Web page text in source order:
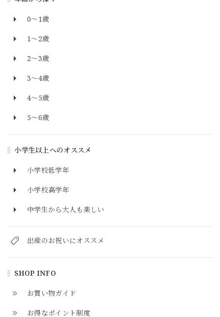
0～1歳
1～2歳
2～3歳
3～4歳
4～5歳
5～6歳
小学生以上へのオススメ
小学校低学年
小学校高学年
中学生から大人も楽しい
出産のお祝いにオススメ
SHOP INFO
お買い物ガイド
お得なポイント制度